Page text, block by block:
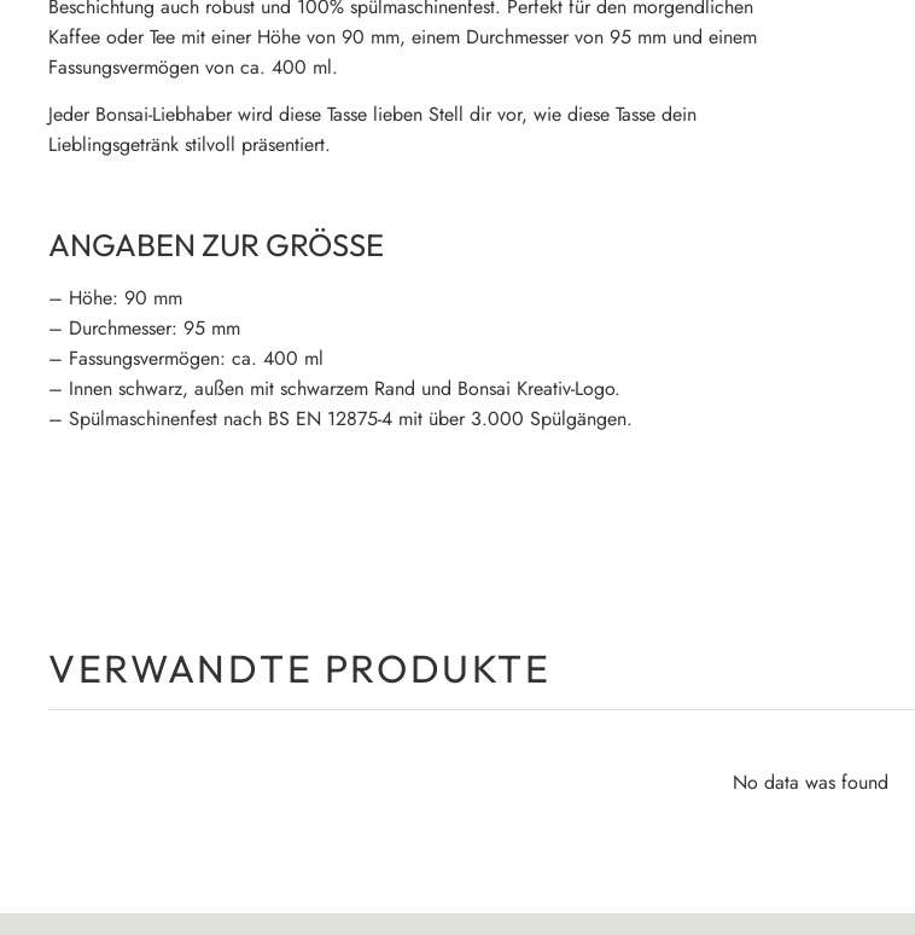
Beschichtung auch robust und 100% spülmaschinenfest. Perfekt für den morgendlichen
Kaffee oder Tee mit einer Höhe von 90 mm, einem Durchmesser von 95 mm und einem
Fassungsvermögen von ca. 400 ml.
Jeder Bonsai-Liebhaber wird diese Tasse lieben Stell dir vor, wie diese Tasse dein
Lieblingsgetränk stilvoll präsentiert.
ANGABEN ZUR GRÖSSE
– Höhe: 90 mm
– Durchmesser: 95 mm
– Fassungsvermögen: ca. 400 ml
– Innen schwarz, außen mit schwarzem Rand und Bonsai Kreativ-Logo.
– Spülmaschinenfest nach BS EN 12875-4 mit über 3.000 Spülgängen.
VERWANDTE PRODUKTE
No data was found